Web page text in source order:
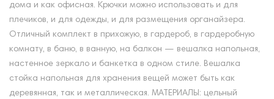
дома и как офисная. Крючки можно использовать и для
плечиков, и для одежды, и для размещения органайзера.
Отличный комплект в прихожую, в гардероб, в гардеробную
комнату, в баню, в ванную, на балкон — вешалка напольная,
настенное зеркало и банкетка в одном стиле. Вешалка
стойка напольная для хранения вещей может быть как
деревянная, так и металлическая. МАТЕРИАЛЫ: цельный